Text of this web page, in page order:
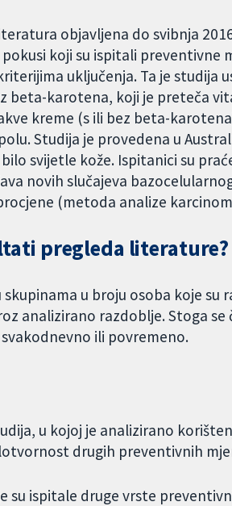
objavljena do svibnja
koji su ispitali preventivne
uključenja. Ta je studija
beta-karotena, koji je preteča
kreme (s ili bez beta-
Studija je provedena u
svijetle kože. Ispitanici su
novih slučajeva
(metoda analize
pregleda literature?
u broju osoba koje su
analizirano razdoblje. Stoga se
ili povremeno.
u kojoj je analizirano
drugih preventivnih
su ispitale druge vrste